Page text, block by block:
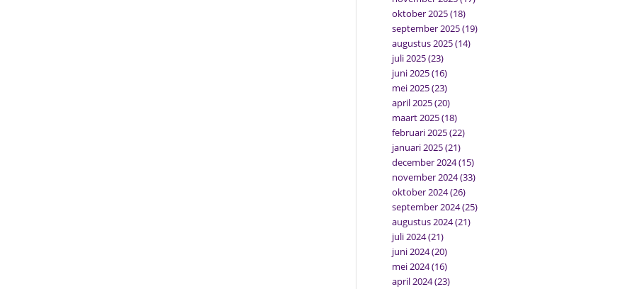
oktober 2025(18)
september 2025(19)
augustus 2025(14)
juli 2025(23)
juni 2025(16)
mei 2025(23)
april 2025(20)
maart 2025(18)
februari 2025(22)
januari 2025(21)
december 2024(15)
november 2024(33)
oktober 2024(26)
september 2024(25)
augustus 2024(21)
juli 2024(21)
juni 2024(20)
mei 2024(16)
april 2024(23)